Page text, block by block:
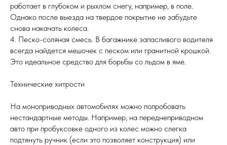
работает в глубоком и рыхлом снегу, например, в поле.
Однако после выезда на твердое покрытие не забудьте
снова накачать колеса.
4. Песко-соляная смесь. В багажнике запасливого водителя
всегда найдется мешочек с песком или гранитной крошкой.
Это идеальное средство для борьбы со льдом в яме.
Технические хитрости
На моноприводных автомобилях можно попробовать
нестандартные методы. Например, на переднеприводном
авто при пробуксовке одного из колес можно слегка
подтянуть ручник (если это позволяет конструкция) или